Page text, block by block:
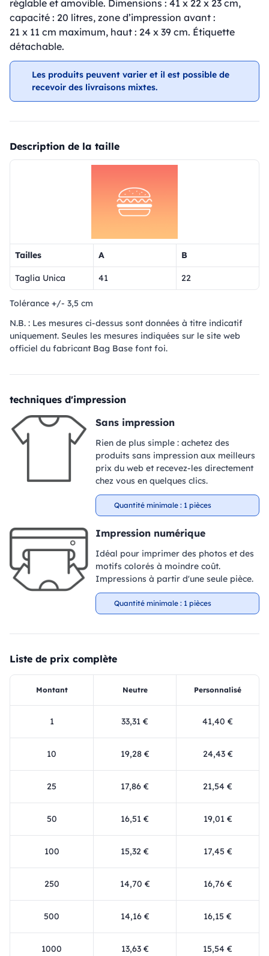
réglable et amovible. Dimensions : 41 x 22 x 23 cm,
capacité : 20 litres, zone d’impression avant :
21 x 11 cm maximum, haut : 24 x 39 cm. Étiquette
détachable.
Les produits peuvent varier et il est possible de
recevoir des livraisons mixtes.
Description de la taille
Tailles A B
Taglia Unica 41 22
Tolérance +/- 3,5 cm
N.B. : Les mesures ci-dessus sont données à titre indicatif
uniquement. Seules les mesures indiquées sur le site web
officiel du fabricant Bag Base font foi.
techniques d'impression
Sans impression
Rien de plus simple : achetez des
produits sans impression aux meilleurs
prix du web et recevez-les directement
chez vous en quelques clics.
Quantité minimale : 1 pièces
Impression numérique
Idéal pour imprimer des photos et des
motifs colorés à moindre coût.
Impressions à partir d'une seule pièce.
Quantité minimale : 1 pièces
Liste de prix complète
Montant Neutre Personnalisé
1 33,31 € 41,40 €
10 19,28 € 24,43 €
25 17,86 € 21,54 €
50 16,51 € 19,01 €
100 15,32 € 17,45 €
250 14,70 € 16,76 €
500 14,16 € 16,15 €
1000 13,63 € 15,54 €